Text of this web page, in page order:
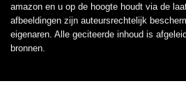
amazon en u op de hoogte houdt via de
afbeeldingen zijn auteursrechtelijk
eigenaren. Alle geciteerde inhoud is
bronnen.